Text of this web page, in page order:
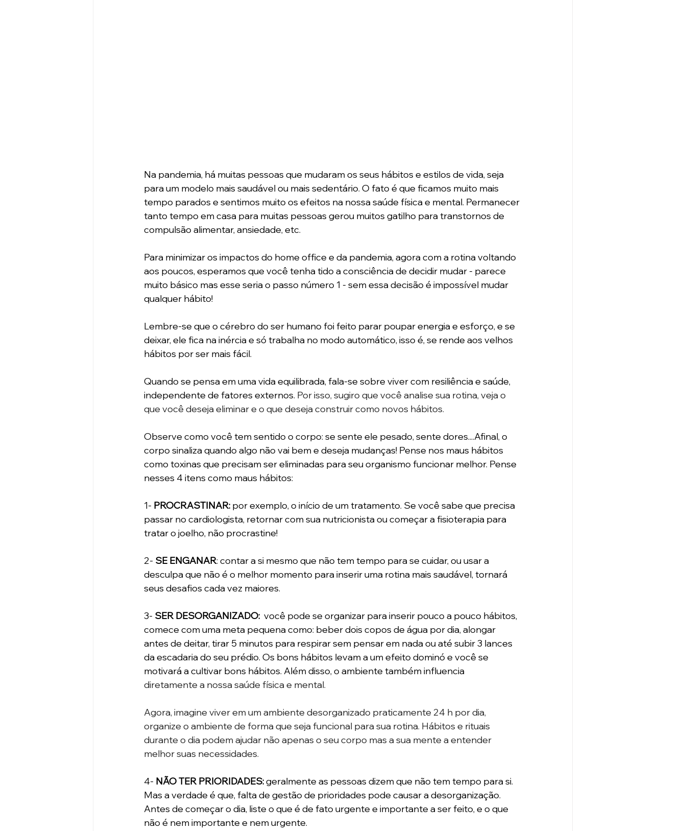
Na pandemia, há muitas pessoas que mudaram os seus hábitos e estilos de vida, seja
para um modelo mais saudável ou mais sedentário. O fato é que ficamos muito mais
tempo parados e sentimos muito os efeitos na nossa saúde física e mental. Permanecer
tanto tempo em casa para muitas pessoas gerou muitos gatilho para transtornos de
compulsão alimentar, ansiedade, etc.
Para minimizar os impactos do home office e da pandemia, agora com a rotina voltando
aos poucos, esperamos que você tenha tido a consciência de decidir mudar - parece
muito básico mas esse seria o passo número 1 - sem essa decisão é impossível mudar
qualquer hábito!
Lembre-se que o cérebro do ser humano foi feito parar poupar energia e esforço, e se
deixar, ele fica na inércia e só trabalha no modo automático, isso é, se rende aos velhos
hábitos por ser mais fácil.
Quando se pensa em uma vida equilibrada, fala-se sobre viver com resiliência e saúde,
independente de fatores externos. Por isso, sugiro que você analise sua rotina, veja o
que você deseja eliminar e o que deseja construir como novos hábitos.
Observe como você tem sentido o corpo: se sente ele pesado, sente dores....Afinal, o
corpo sinaliza quando algo não vai bem e deseja mudanças! Pense nos maus hábitos
como toxinas que precisam ser eliminadas para seu organismo funcionar melhor. Pense
nesses 4 itens como maus hábitos:
1- PROCRASTINAR: por exemplo, o início de um tratamento. Se você sabe que precisa
passar no cardiologista, retornar com sua nutricionista ou começar a fisioterapia para
tratar o joelho, não procrastine!
2- SE ENGANAR: contar a si mesmo que não tem tempo para se cuidar, ou usar a
desculpa que não é o melhor momento para inserir uma rotina mais saudável, tornará
seus desafios cada vez maiores.
3- SER DESORGANIZADO: você pode se organizar para inserir pouco a pouco hábitos,
comece com uma meta pequena como: beber dois copos de água por dia, alongar
antes de deitar, tirar 5 minutos para respirar sem pensar em nada ou até subir 3 lances
da escadaria do seu prédio. Os bons hábitos levam a um efeito dominó e você se
motivará a cultivar bons hábitos. Além disso, o ambiente também influencia
diretamente a nossa saúde física e mental.
Agora, imagine viver em um ambiente desorganizado praticamente 24 h por dia,
organize o ambiente de forma que seja funcional para sua rotina. Hábitos e rituais
durante o dia podem ajudar não apenas o seu corpo mas a sua mente a entender
melhor suas necessidades.
4- NÃO TER PRIORIDADES: geralmente as pessoas dizem que não tem tempo para si.
Mas a verdade é que, falta de gestão de prioridades pode causar a desorganização.
Antes de começar o dia, liste o que é de fato urgente e importante a ser feito, e o que
não é nem importante e nem urgente.